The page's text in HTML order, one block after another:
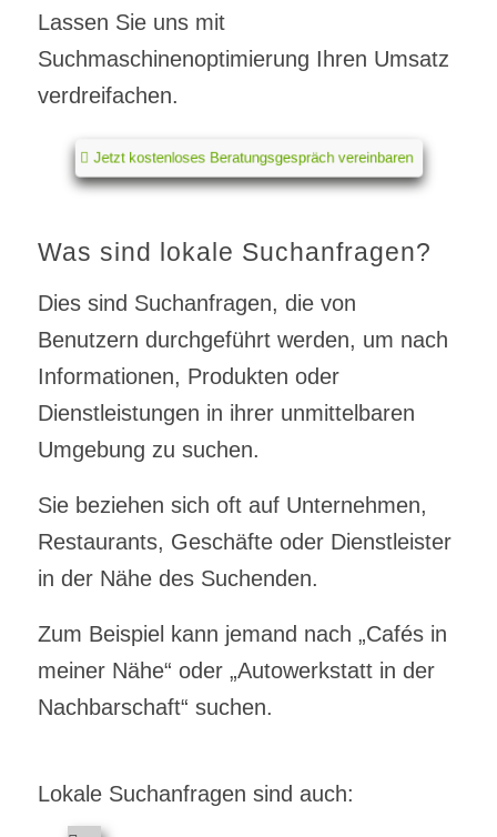
Lassen Sie uns mit
Suchmaschinenoptimierung Ihren Umsatz
verdreifachen.
Jetzt kostenloses Beratungsgespräch vereinbaren
Was sind lokale Suchanfragen?
Dies sind Suchanfragen, die von
Benutzern durchgeführt werden, um nach
Informationen, Produkten oder
Dienstleistungen in ihrer unmittelbaren
Umgebung zu suchen.
Sie beziehen sich oft auf Unternehmen,
Restaurants, Geschäfte oder Dienstleister
in der Nähe des Suchenden.
Zum Beispiel kann jemand nach „Cafés in
meiner Nähe“ oder „Autowerkstatt in der
Nachbarschaft“ suchen.
Lokale Suchanfragen sind auch: